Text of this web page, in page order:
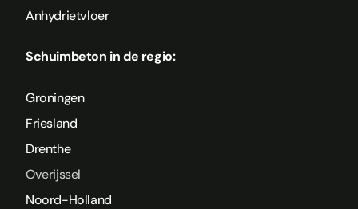
Anhydrietvloer
Schuimbeton in de regio:
Groningen
Friesland
Drenthe
Overijssel
Noord-Holland